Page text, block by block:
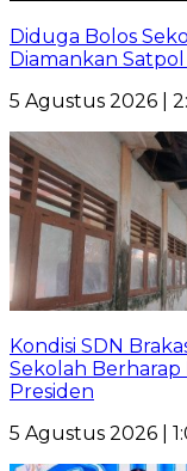
Diduga Bolos
Diamankan
5 Agustus 2026 |
Kondisi SDN
Sekolah
Presiden
5 Agustus 2026 |